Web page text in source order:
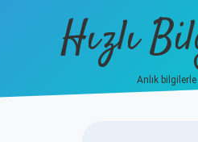
Hızlı
Anlık